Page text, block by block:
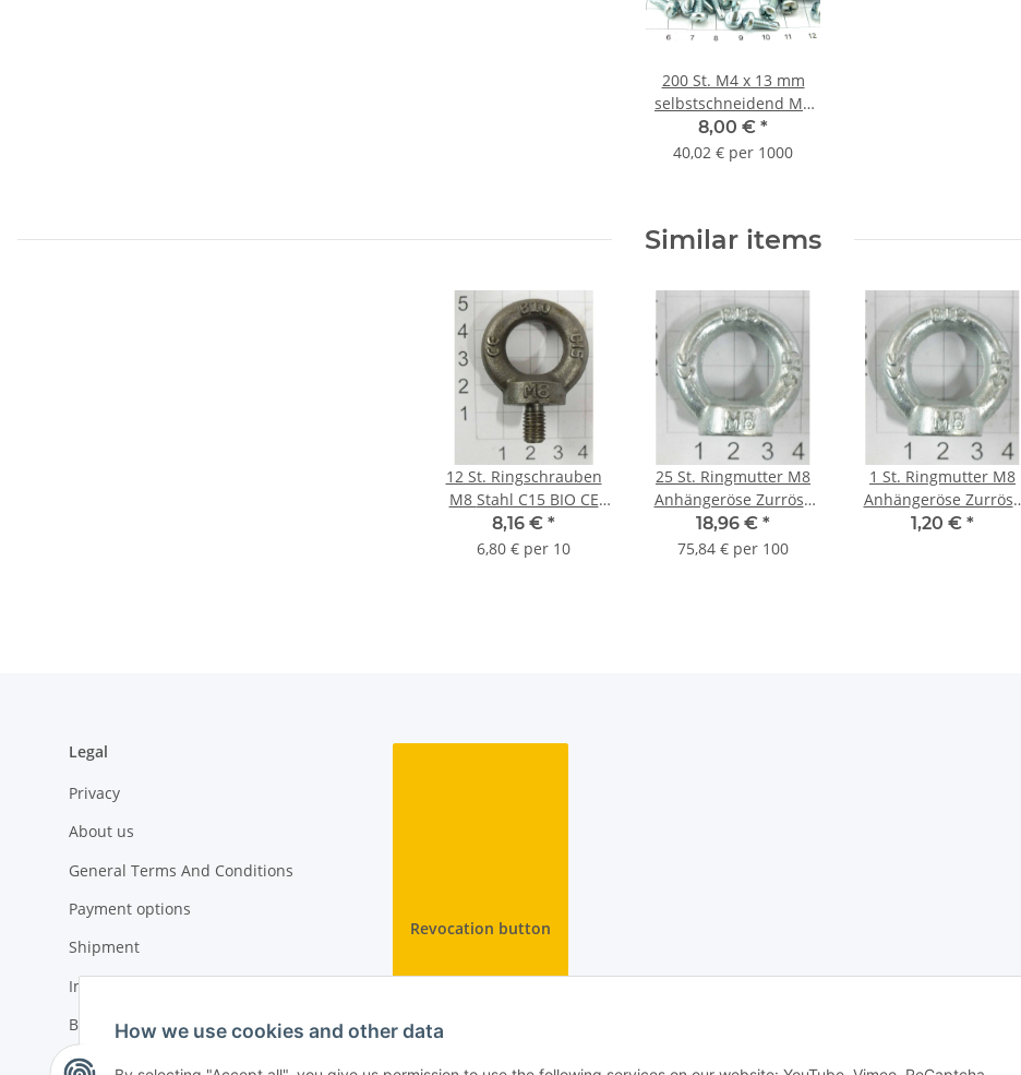
200 St. M4 x 13 mm
selbstschneidend M4
Gewinde Schrauben
Lagerauflösung S021-
8,00 € *
40,02 € per 1000
Similar items
12 St. Ringschrauben
M8 Stahl C15 BIO CE
naturschwarz Zurröse
8,16 € *
6,80 € per 10
25 St. Ringmutter M8
Anhängeröse Zurröse
Stahl C15 BIS CE
verzinkt
18,96 € *
75,84 € per 100
1 St. Ringmutter M8
Anhängeröse Zurröse
Stahl C15 BIS CE
1,20 € *
Legal
Privacy
About us
General Terms And Conditions
Payment options
Shipment
Imprint
Battery Law Notices
Cancellation Instructions
Revocation button
How we use cookies and other data